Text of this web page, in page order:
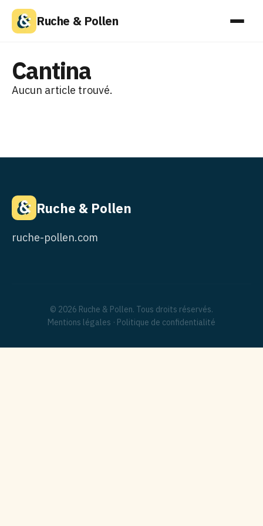
Ruche & Pollen
Cantina
Aucun article trouvé.
Ruche & Pollen
ruche-pollen.com
© 2026 Ruche & Pollen. Tous droits réservés.
Mentions légales · Politique de confidentialité